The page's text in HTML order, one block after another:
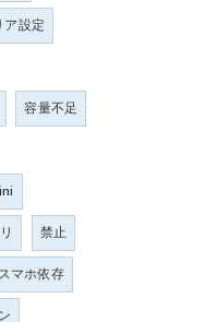
ア設定
容量不足
禁止
スマホ依存